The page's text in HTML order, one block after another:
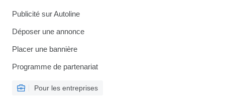
Publicité sur Autoline
Déposer une annonce
Placer une bannière
Programme de partenariat
Pour les entreprises